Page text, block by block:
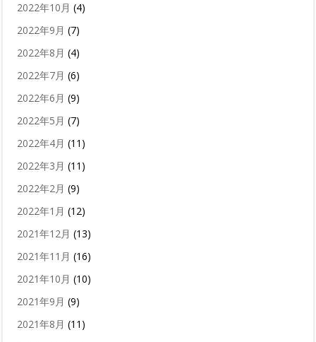
2022年10月 (4)
2022年9月 (7)
2022年8月 (4)
2022年7月 (6)
2022年6月 (9)
2022年5月 (7)
2022年4月 (11)
2022年3月 (11)
2022年2月 (9)
2022年1月 (12)
2021年12月 (13)
2021年11月 (16)
2021年10月 (10)
2021年9月 (9)
2021年8月 (11)